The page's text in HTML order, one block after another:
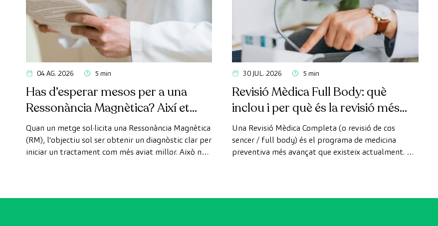
04 AG. 2026 5 min
Has d’esperar mesos per a una
Ressonància Magnètica? Així et
pots fer la prova de manera ràpida
com a pacient privat
Quan un metge sol·licita una Ressonància Magnètica
(RM), l'objectiu sol ser obtenir un diagnòstic clar per
iniciar un tractament com més aviat millor. Això no
30 JUL. 2026 5 min
Revisió Mèdica Full Body: què
inclou i per què és la revisió més
avançada
Una Revisió Mèdica Completa (o revisió de cos
sencer / full body) és el programa de medicina
preventiva més avançat que existeix actualment. A
exhaustiva l'estat dels òrgans vitals, el sistema